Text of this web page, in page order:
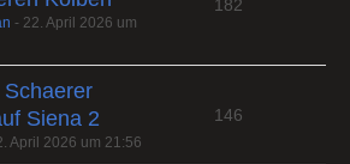
- 22. April 2026 um
182
Siena 2
April 2026 um 21:56
146